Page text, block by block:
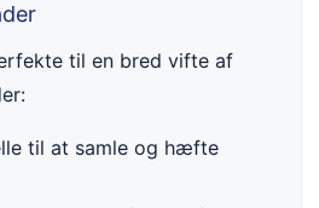
til en bred vifte af
til at samle og hæfte